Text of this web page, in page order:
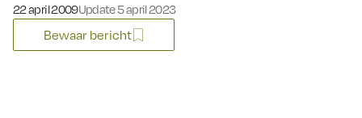
Gepubliceerd op:
22 april 2009Update 5 april 2023
Bewaar bericht